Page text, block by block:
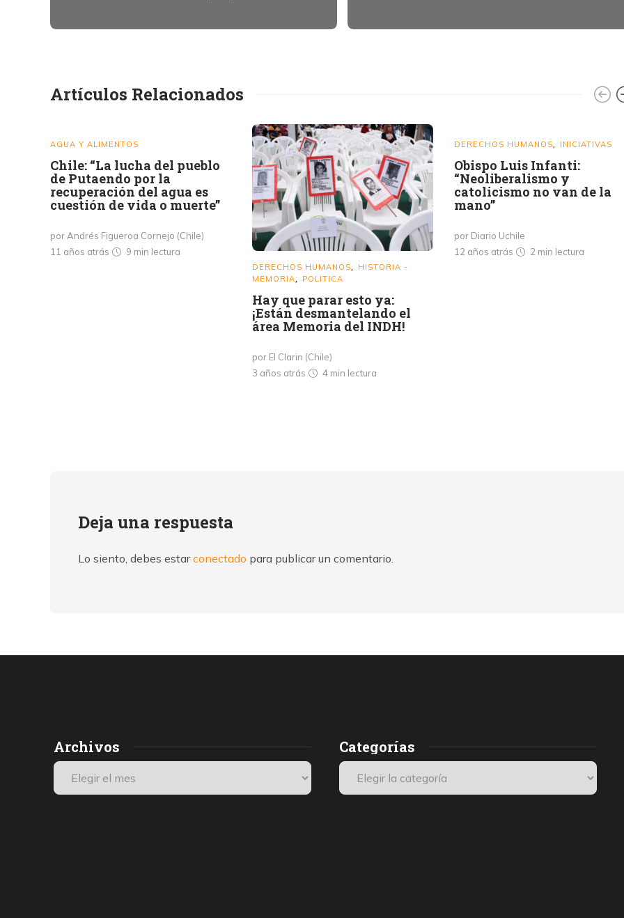
Artículos Relacionados
AGUA Y ALIMENTOS
Chile: “La lucha del pueblo
de Putaendo por la
recuperación del agua es
cuestión de vida o muerte”
por Andrés Figueroa Cornejo (Chile)
11 años atrás
9 min lectura
DERECHOS HUMANOS
HISTORIA -
MEMORIA
POLITICA
Hay que parar esto ya:
¡Están desmantelando el
área Memoria del INDH!
por El Clarin (Chile)
3 años atrás
4 min lectura
DERECHOS HUMANOS INICIATIVAS
Obispo Luis Infanti:
“Neoliberalismo y
catolicismo no van de la
mano”
por Diario Uchile
12 años atrás
2 min lectura
Deja una respuesta
Lo siento, debes estarconectado para publicar un comentario.
Archivos Categorías